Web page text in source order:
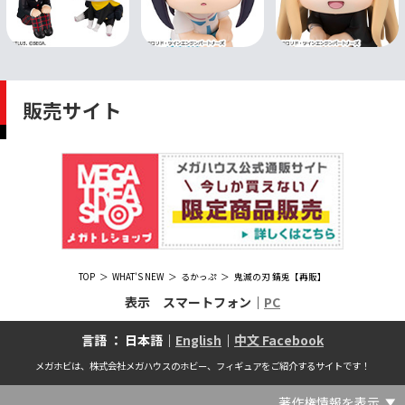
販売サイト
TOP WHAT'S NEW るかっぷ 鬼滅の刃 錆兎【再販】
表示 スマートフォン｜ PC
言語 ： 日本語｜ English ｜ 中文 Facebook
メガホビは、株式会社メガハウスのホビー、フィギュアをご紹介するサイトです！